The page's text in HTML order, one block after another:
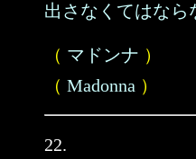
出さなくてはなら
（ マドンナ ）
（ Madonna ）
22.